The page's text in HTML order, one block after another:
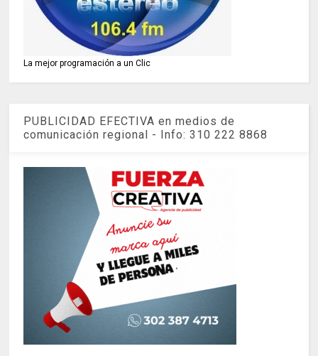
La mejor programación a un Clic
PUBLICIDAD EFECTIVA en medios de
comunicación regional - Info: 310 222 8868